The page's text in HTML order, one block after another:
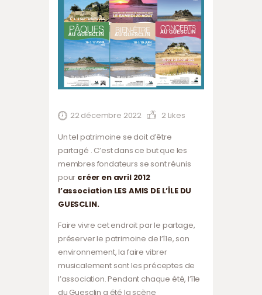
22 décembre 2022 2 Likes
Un tel patrimoine se doit d’être
partagé . C’est dans ce but que les
membres fondateurs se sont réunis
pour créer en avril 2012
l’association LES AMIS DE L’ÎLE DU
GUESCLIN.
Faire vivre cet endroit par le partage,
préserver le patrimoine de l’île, son
environnement, la faire vibrer
musicalement sont les préceptes de
l’association. Pendant chaque été, l’île
du Guesclin a été la scène